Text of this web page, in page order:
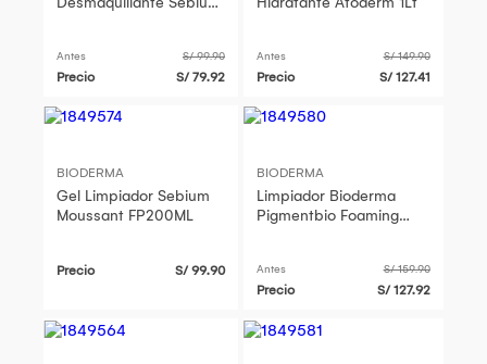
Antes S/ 99.90
Precio S/ 79.92
Antes S/ 149.90
Precio S/ 127.41
BIODERMA
Gel Limpiador Sebium
Moussant FP200ML
Precio S/ 99.90
BIODERMA
Limpiador Bioderma
Pigmentbio Foaming
Antes S/ 159.90
Precio S/ 127.92